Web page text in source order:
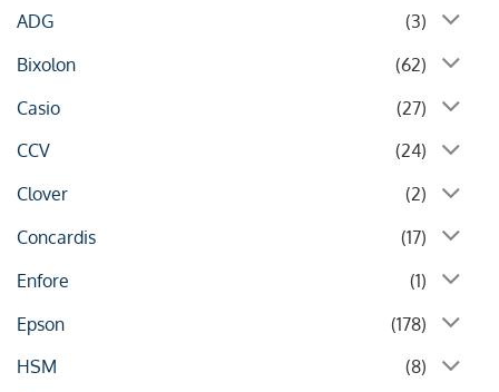
ADG
(3)
Bixolon
(62)
Casio
(27)
CCV
(24)
Clover
(2)
Concardis
(17)
Enfore
(1)
Epson
(178)
HSM
(8)